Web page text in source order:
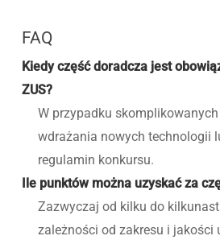
FAQ
Kiedy część doradcza jest
ZUS?
W przypadku
wdrażania nowych technologii
regulamin konkursu.
Ile punktów można uzyskać za
Zazwyczaj od kilku do
zależności od zakresu i jakości